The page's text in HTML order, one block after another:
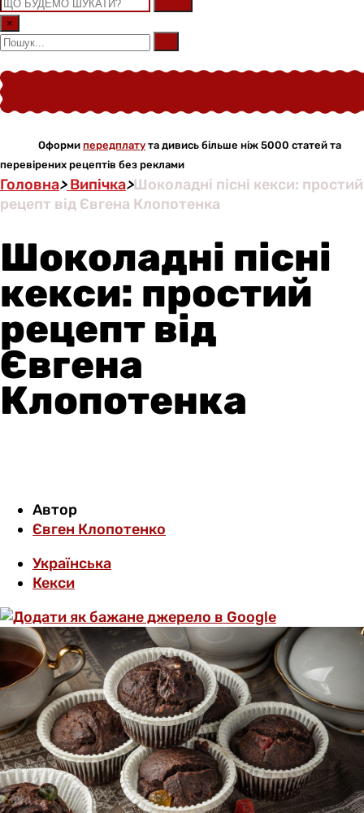
×
Оформи передплату та дивись більше ніж 5000 статей та
перевірених рецептів без реклами
Головна>Випічка>Шоколадні пісні кекси: простий
рецепт від Євгена Клопотенка
Шоколадні пісні
кекси: простий
рецепт від
Євгена
Клопотенка
Автор
Євген Клопотенко
Українська
Кекси